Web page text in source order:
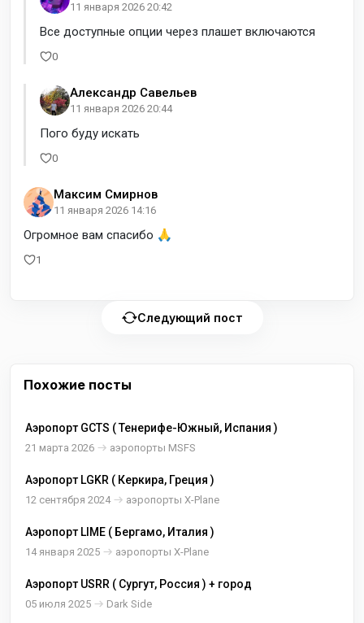
11 января 2026 20:42
Все доступные опции через плашет включаются
0
Александр Савельев
11 января 2026 20:44
Пого буду искать
0
Максим Смирнов
11 января 2026 14:16
Огромное вам спасибо 🙏
1
Следующий пост
Похожие посты
Аэропорт GCTS ( Тенерифе-Южный, Испания )
21 марта 2026 аэропорты MSFS
Аэропорт LGKR ( Керкира, Греция )
12 сентября 2024 аэропорты X-Plane
Аэропорт LIME ( Бергамо, Италия )
14 января 2025 аэропорты X-Plane
Аэропорт USRR ( Сургут, Россия ) + город
05 июля 2025 Dark Side